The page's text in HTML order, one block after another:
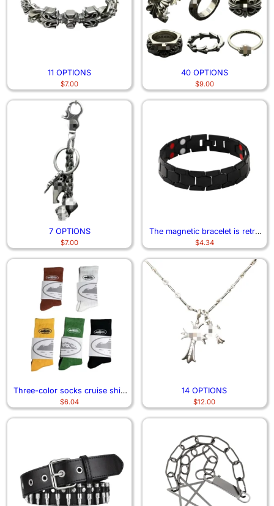
11 OPTIONS
$7.00
40 OPTIONS
$9.00
7 OPTIONS
$7.00
The magnetic bracelet is retro
and fashionable 1450
$4.34
Three-color socks cruise ship
6491
$6.04
14 OPTIONS
$12.00